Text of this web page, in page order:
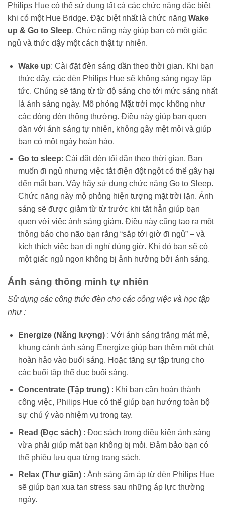
Philips Hue có thể sử dụng tất cả các chức năng đặc biệt
khi có một Hue Bridge. Đặc biệt nhất là chức năng Wake
up & Go to Sleep. Chức năng này giúp bạn có một giấc
ngủ và thức dậy một cách thật tự nhiên.
Wake up: Cài đặt đèn sáng dần theo thời gian. Khi bạn
thức dậy, các đèn Philips Hue sẽ không sáng ngay lập
tức. Chúng sẽ tăng từ từ độ sáng cho tới mức sáng nhất
là ánh sáng ngày. Mô phỏng Mặt trời mọc không như
các dòng đèn thông thường. Điều này giúp bạn quen
dần với ánh sáng tự nhiên, không gây mệt mỏi và giúp
bạn có một ngày hoàn hảo.
Go to sleep: Cài đặt đèn tối dần theo thời gian. Bạn
muốn đi ngủ nhưng việc tắt điện đột ngột có thể gây hại
đến mắt bạn. Vậy hãy sử dụng chức năng Go to Sleep.
Chức năng này mộ phỏng hiện tượng mặt trời lặn. Ánh
sáng sẽ được giảm từ từ trước khi tắt hẳn giúp bạn
quen với việc ánh sáng giảm. Điều này cũng tạo ra một
thông báo cho não bạn rằng “sắp tới giờ đi ngủ” – và
kích thích việc bạn đi nghỉ đúng giờ. Khi đó bạn sẽ có
một giấc ngủ ngon không bị ảnh hưởng bởi ánh sáng.
Ánh sáng thông minh tự nhiên
Sử dụng các công thức đèn cho các công việc và học tập
như :
Energize (Năng lượng): Với ánh sáng trắng mát mẻ,
khung cảnh ánh sáng Energize giúp bạn thêm một chút
hoàn hảo vào buổi sáng. Hoặc tăng sự tập trung cho
các buổi tập thể dục buổi sáng.
Concentrate (Tập trung): Khi bạn cần hoàn thành
công việc, Philips Hue có thể giúp bạn hướng toàn bộ
sự chú ý vào nhiệm vụ trong tay.
Read (Đọc sách): Đọc sách trong điều kiện ánh sáng
vừa phải giúp mắt bạn không bị mỏi. Đảm bảo bạn có
thể phiêu lưu qua từng trang sách.
Relax (Thư giãn): Ánh sáng ấm áp từ đèn Philips Hue
sẽ giúp bạn xua tan stress sau những áp lực thường
ngày.